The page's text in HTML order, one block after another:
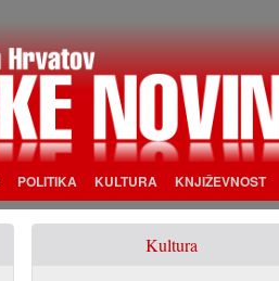
POLITIKA KULTURA KNJIŽEVNOST
Kultura